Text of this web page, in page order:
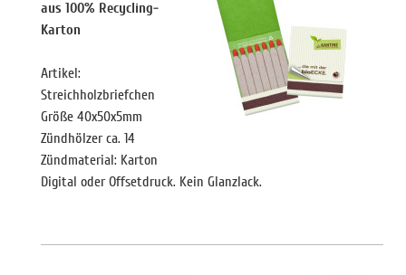
aus 100% Recycling-
Karton
Artikel:
Streichholzbriefchen
Größe 40x50x5mm
Zündhölzer ca. 14
Zündmaterial: Karton
Digital oder Offsetdruck. Kein Glanzlack.